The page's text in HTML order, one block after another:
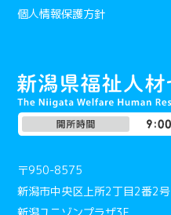
個人情報保護方針
〒950-8575
新潟市中央区上所2丁目2番2号